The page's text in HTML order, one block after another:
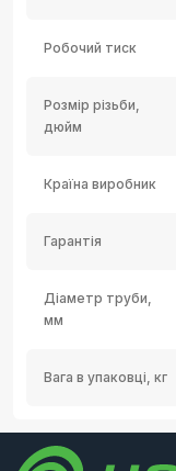
Робочий тиск
Розмір різьби,
дюйм
Країна виробник
Гарантія
Діаметр труби,
мм
Вага в упаковці, кг